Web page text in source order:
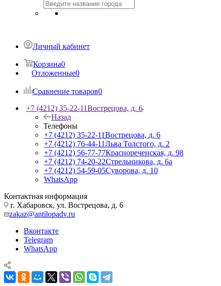
Личный кабинет
Корзина0
Отложенные0
Сравнение товаров0
+7 (4212) 35-22-11Вострецова, д. 6
Назад
Телефоны
+7 (4212) 35-22-11Вострецова, д. 6
+7 (4212) 76-44-11Льва Толстого, д. 2
+7 (4212) 56-77-77Краснореченская, д. 98
+7 (4212) 74-20-22Стрельникова, д. 6а
+7 (4212) 54-59-05Суворова, д. 10
WhatsApp
Контактная информация
г. Хабаровск, ул. Вострецова, д. 6
zakaz@antilopadv.ru
Вконтакте
Telegram
WhatsApp